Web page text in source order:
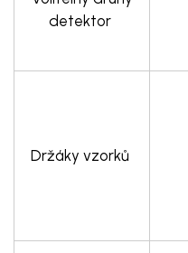
detektor
Držáky vzorků